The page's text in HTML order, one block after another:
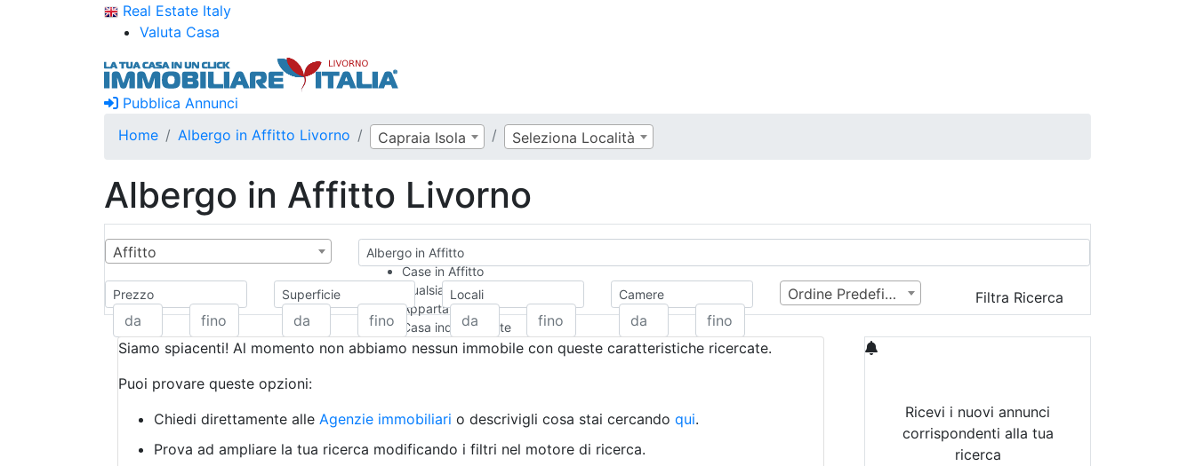
Real Estate Italy
Valuta Casa
Pubblica Annunci
Home
Albergo in Affitto Livorno Capraia Isola Seleziona Località
Albergo in Affitto Livorno
Affitto
Albergo in Affitto
Case in Affitto
Qualsiasi
Appartamento
Casa indipendente
Casa Semi-indipendente
Rustico/Casale
Camera d'Albergo
Prezzo Superficie Locali Camere Ordine Predefinito Filtra Ricerca
Siamo spiacenti! Al momento non abbiamo nessun immobile con queste caratteristiche ricercate.
Puoi provare queste opzioni:
Chiedi direttamente alle Agenzie immobiliari o descrivigli cosa stai cercando qui.
Prova ad ampliare la tua ricerca modificando i filtri nel motore di ricerca.
Ricevi i nuovi annunci
corrispondenti alla tua
ricerca